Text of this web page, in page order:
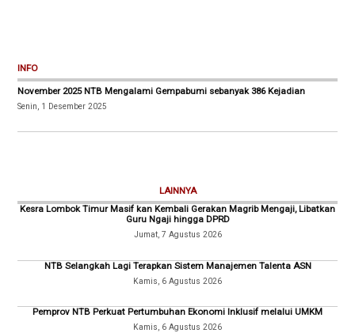
INFO
November 2025 NTB Mengalami Gempabumi sebanyak 386 Kejadian
Senin, 1 Desember 2025
LAINNYA
Kesra Lombok Timur Masif kan Kembali Gerakan Magrib Mengaji, Libatkan
Guru Ngaji hingga DPRD
Jumat, 7 Agustus 2026
NTB Selangkah Lagi Terapkan Sistem Manajemen Talenta ASN
Kamis, 6 Agustus 2026
Pemprov NTB Perkuat Pertumbuhan Ekonomi Inklusif melalui UMKM
Kamis, 6 Agustus 2026